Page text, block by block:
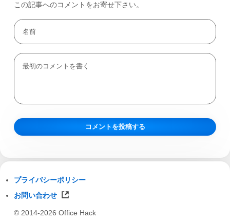
この記事へのコメントをお寄せ下さい。
プライバシーポリシー
お問い合わせ
© 2014-2026 Office Hack